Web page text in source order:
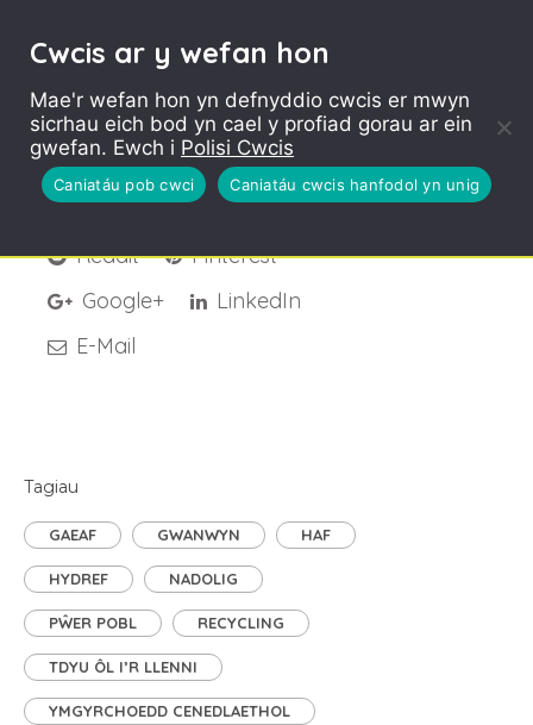
St Mellons Clean Up
Facebook
Twitter
Reddit
Pinterest
Google+
LinkedIn
E-Mail
Tagiau
GAEAF GWANWYN HAF
HYDREF NADOLIG
PŴER POBL RECYCLING
TDYU ÔL I’R LLENNI
YMGYRCHOEDD CENEDLAETHOL
Cwcis ar y wefan hon
Mae'r wefan hon yn defnyddio cwcis er mwyn
sicrhau eich bod yn cael y profiad gorau ar ein
gwefan. Ewch i Polisi Cwcis
Caniatáu pob cwci Caniatáu cwcis hanfodol yn unig